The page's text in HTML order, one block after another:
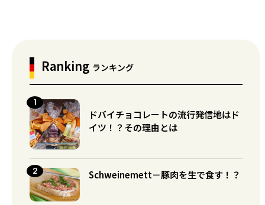
Ranking ランキング
ドバイチョコレートの流行発信地はド
イツ！？その理由とは
Schweinemett－豚肉を生で食す！？